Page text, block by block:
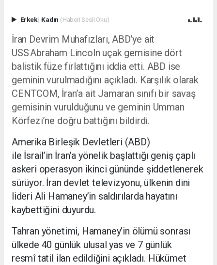
Erkek| Kadın (Haberi Sesli Oku)
İran Devrim Muhafızları, ABD’ye ait
USS Abraham Lincoln uçak gemisine dört
balistik füze fırlattığını iddia etti. ABD ise
geminin vurulmadığını açıkladı. Karşılık olarak
CENTCOM, İran’a ait Jamaran sınıfı bir savaş
gemisinin vurulduğunu ve geminin Umman
Körfezi’ne doğru battığını bildirdi.
Amerika Birleşik Devletleri (ABD)
ile İsrail’in İran’a yönelik başlattığı geniş çaplı
askeri operasyon ikinci gününde şiddetlenerek
sürüyor. İran devlet televizyonu, ülkenin dini
lideri Ali Hamaney’in saldırılarda hayatını
kaybettiğini duyurdu.
Tahran yönetimi, Hamaney’in ölümü sonrası
ülkede 40 günlük ulusal yas ve 7 günlük
resmî tatil ilan edildiğini açıkladı. Hükümet